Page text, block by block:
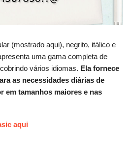
(mostrado aqui), negrito, itálico e
uma gama completa de
vários idiomas. Ela fornece
as necessidades diárias de
em tamanhos maiores e nas
aqui